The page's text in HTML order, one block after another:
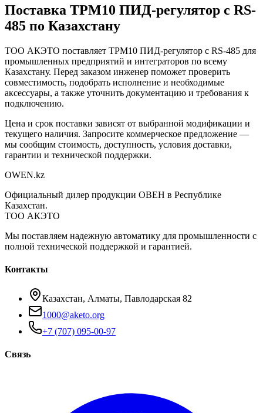
Поставка ТРМ10 ПИД-регулятор с RS-
485 по Казахстану
ТОО АКЭТО поставляет ТРМ10 ПИД-регулятор с RS-485 для
промышленных предприятий и интеграторов по всему
Казахстану. Перед заказом инженер поможет проверить
совместимость, подобрать исполнение и необходимые
аксессуары, а также уточнить документацию и требования к
подключению.
Цена и срок поставки зависят от выбранной модификации и
текущего наличия. Запросите коммерческое предложение —
мы сообщим стоимость, доступность, условия доставки,
гарантии и технической поддержки.
OWEN.kz
Официальный дилер продукции ОВЕН в Республике
Казахстан.
ТОО АКЭТО
Мы поставляем надежную автоматику для промышленности с
полной технической поддержкой и гарантией.
Контакты
Казахстан, Алматы, Павлодарская 82
1000@aketo.org
+7 (707) 095-00-97
Связь